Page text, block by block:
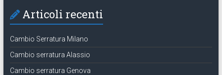
Articoli recenti
Cambio Serratura Milano
Cambio serratura Alassio
Cambio serratura Genova